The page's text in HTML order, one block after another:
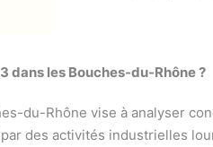
dans les Bouches-du-Rhône ?
du-Rhône vise à analyser
des activités industrielles